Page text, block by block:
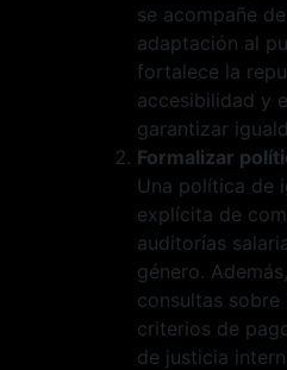
se acompañe
adaptación al
fortalece la
accesibilidad y
garantizar
Formalizar
Una política de
explícita de
auditorías
género.
consultas
criterios de
de justicia